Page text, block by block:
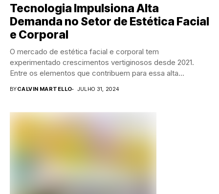
Tecnologia Impulsiona Alta
Demanda no Setor de Estética Facial
e Corporal
O mercado de estética facial e corporal tem
experimentado crescimentos vertiginosos desde 2021.
Entre os elementos que contribuem para essa alta
BYCALVIN MARTELLO JULHO 31, 2024